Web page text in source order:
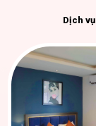
Dịch vụ